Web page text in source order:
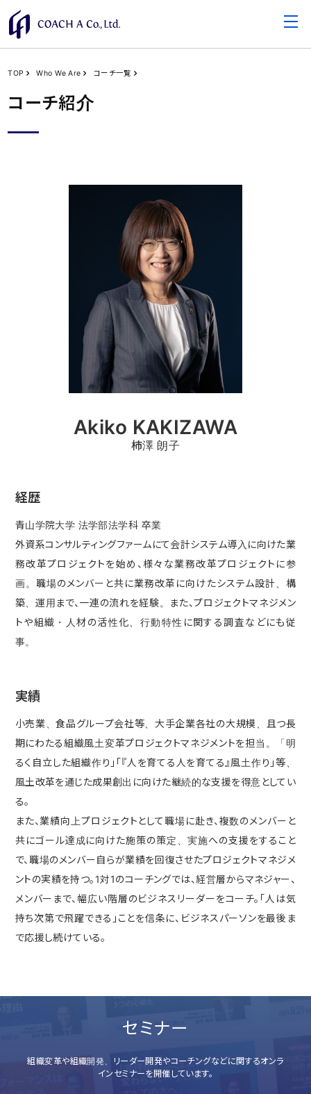
TOP Who We Are コーチ一覧
コーチ紹介
Akiko KAKIZAWA
柿澤 朗子
経歴
青山学院大学 法学部法学科 卒業
外資系コンサルティングファームにて会計システム導入に向けた業
務改革プロジェクトを始め、様々な業務改革プロジェクトに参
画。職場のメンバーと共に業務改革に向けたシステム設計、構
築、運用まで、一連の流れを経験。また、プロジェクトマネジメン
トや組織・人材の活性化、行動特性に関する調査などにも従
事。
実績
小売業、食品グループ会社等、大手企業各社の大規模、且つ長
期にわたる組織風土変革プロジェクトマネジメントを担当。「明
るく自立した組織作り」「『人を育てる人を育てる』風土作り」等、
風土改革を通じた成果創出に向けた継続的な支援を得意としてい
る。
また、業績向上プロジェクトとして職場に赴き、複数のメンバーと
共にゴール達成に向けた施策の策定、実施への支援をすること
で、職場のメンバー自らが業績を回復させたプロジェクトマネジメ
ントの実績を持つ。1対1のコーチングでは、経営層からマネジャー、
メンバーまで、幅広い階層のビジネスリーダーをコーチ。「人は気
持ち次第で飛躍できる」ことを信条に、ビジネスパーソンを最後ま
で応援し続けている。
セミナー
組織変革や組織開発、リーダー開発やコーチングなどに関するオンラ
インセミナーを開催しています。